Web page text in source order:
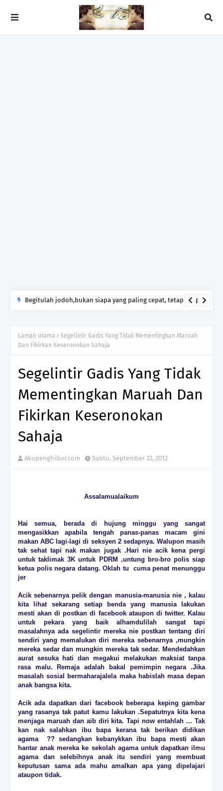
Begitulah jodoh,bukan siapa yang paling cepat, tetapi siapa
ingin menutup mulut manusia
Laman utama
Segelintir Gadis Yang Tidak Mementingkan Maruah
Dan Fikirkan Keseronokan Sahaja
Segelintir Gadis Yang Tidak
Mementingkan Maruah Dan
Fikirkan Keseronokan
Sahaja
Akupenghibur.com Sabtu, September 22, 2012
Assalamualaikum
Hai semua, berada di hujung minggu yang sangat
mengasikkan apabila tengah panas-panas macam gini
makan ABC lagi-lagi di seksyen 2 sedapnya. Walupon masih
tak sehat tapi nak makan jugak .Hari nie acik kena pergi
untuk taklimak 3K untuk PDRM ,untung bro-bro polis siap
ketua polis negara datang. Oklah tu cuma penat menunggu
jer
Acik sebenarnya pelik dengan manusia-manusia nie , kalau
kita lihat sekarang setiap benda yang manusia lakukan
mesti akan di postkan di facebook ataupon di twitter. Kalau
untuk pekara yang baik alhamdulilah sangat tapi
masalahnya ada segelintir mereka nie postkan tentang diri
sendiri yang memalukan diri mereka sebenarnya ,mungkin
mereka sedar dan mungkin mereka tak sedar. Mendedahkan
aurat sesuka hati dan megakui melakukan maksiat tanpa
rasa malu. Remaja adalah bakal pemimpin negara .Jika
masalah sosial bermaharajalela maka habislah masa depan
anak bangsa kita.
Acik ada dapatkan dari facebook beberapa keping gambar
yang rasanya tak patut kamu lakukan .Sepatutnya kita kena
menjaga maruah dan aib diri kita. Tapi now entahlah ... Tak
kan nak salahkan ibu bapa kerana tak berikan didikan
agama ?? sedangkan kebanykkan ibu bapa mesti akan
hantar anak mereka ke sekolah agama untuk dapatkan ilmu
agama dan selebihnya anak itu sendiri yang membuat
keputusan sama ada mahu amalkan apa yang dipelajari
ataupon tidak.